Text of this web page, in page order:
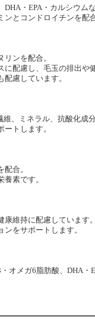
・EPA・カルシウム
とコンドロイチンを配
ンを配合。
配慮し、毛玉の排出や
慮しています。
、ミネラル、抗酸化成
トします。
合。
素です。
維持に配慮しています。
をサポートします。
オメガ6脂肪酸、DHA・